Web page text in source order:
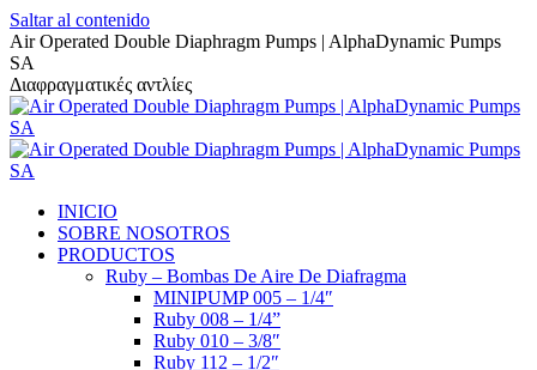
Saltar al contenido
Air Operated Double Diaphragm Pumps | AlphaDynamic Pumps
SA
Διαφραγματικές αντλίες
INICIO
SOBRE NOSOTROS
PRODUCTOS
Ruby – Bombas De Aire De Diafragma
MINIPUMP 005 – 1/4″
Ruby 008 – 1/4”
Ruby 010 – 3/8″
Ruby 112 – 1/2″